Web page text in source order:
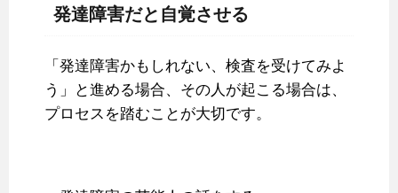
発達障害だと自覚させる
「発達障害かもしれない、検査を受けてみよ
う」と進める場合、その人が起こる場合は、
プロセスを踏むことが大切です。